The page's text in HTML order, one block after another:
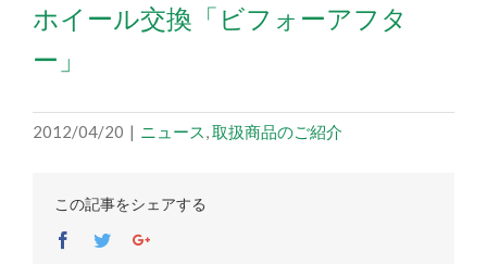
ホイール交換「ビフォーアフタ
ー」
2012/04/20 | ニュース,取扱商品のご紹介
この記事をシェアする
Facebook
TwitterGoogle+